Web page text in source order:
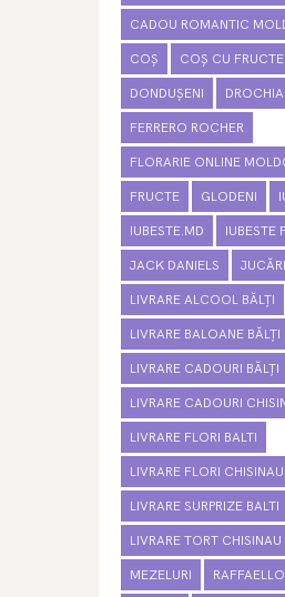
CADOU ROMANTIC
COȘ COȘ CU FRUCTE
DONDUȘENI DROCHIA
FERRERO ROCHER
FLORARIE ONLINE
FRUCTE GLODENI
IUBESTE.MD IUBESTE
JACK DANIELS
LIVRARE ALCOOL BĂLȚI
LIVRARE BALOANE BĂLȚI
LIVRARE CADOURI BĂLȚI
LIVRARE CADOURI
LIVRARE FLORI BALTI
LIVRARE FLORI CHISINAU
LIVRARE SURPRIZE BALTI
LIVRARE TORT CHISINAU
MEZELURI RAFFAELLO